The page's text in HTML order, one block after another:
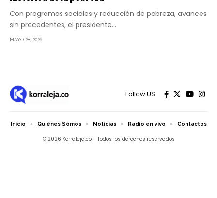
Con programas sociales y reducción de pobreza, avances
sin precedentes, el presidente…
MAYO 28, 2026
Follow US
© 2026 Korraleja.co - Todos los derechos reservados
Inicio Quiénes Sómos Noticias Radio en vivo Contactos